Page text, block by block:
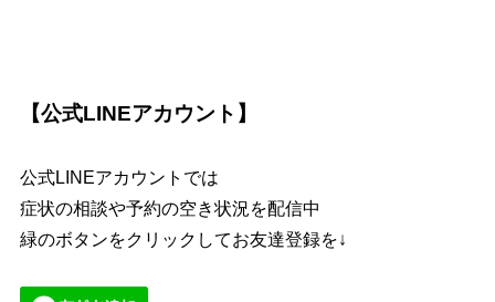
【公式LINEアカウント】
公式LINEアカウントでは
症状の相談や予約の空き状況を配信中
緑のボタンをクリックしてお友達登録を↓